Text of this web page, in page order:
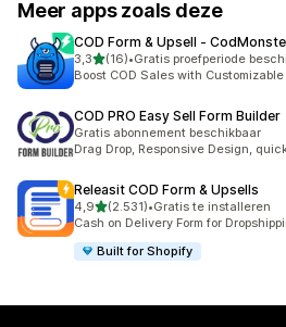
Meer apps zoals deze
COD Form & Upsell ‑
3,3van 5 sterren
(16)
16 recensies in totaal
•Gratis proefperiode
Boost COD Sales with
COD PRO Easy Sell Form Builder
Gratis abonnement beschikbaar
Drag Drop, Responsive Design,
Releasit COD Form & Upsells
4,9van 5 sterren
(2.531)
2531 recensies in totaal
•Gratis te installeren
Cash on Delivery Form for
Built for Shopify